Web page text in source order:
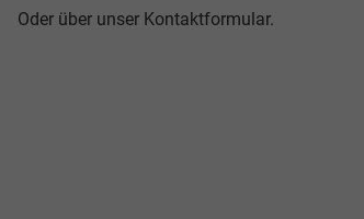
Oder über unser Kontaktformular.